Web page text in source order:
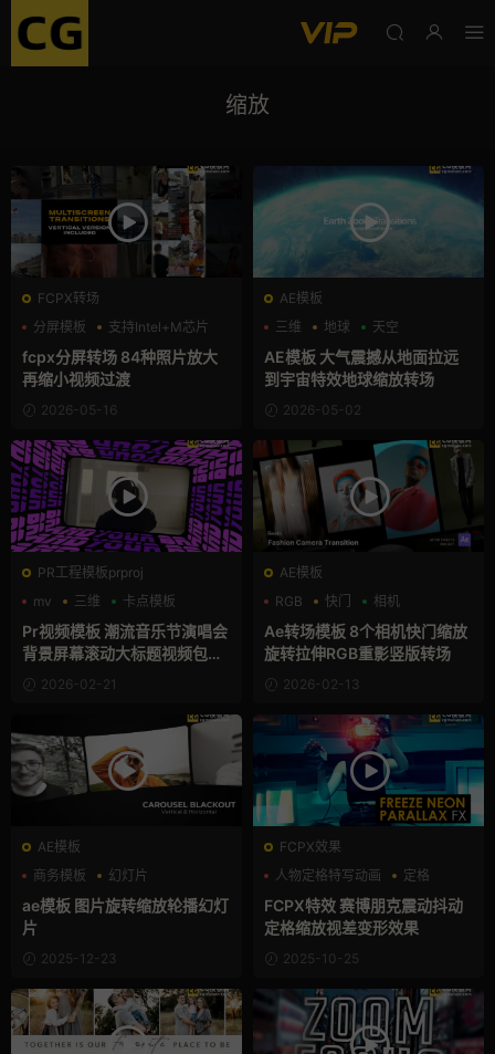
缩放
FCPX转场
分屏模板
支持Intel+M芯片
照片墙
fcpx分屏转场 84种照片放大
再缩小视频过渡
2026-05-16
AE模板
三维
地球 天空
AE模板 大气震撼从地面拉远
到宇宙特效地球缩放转场
2026-05-02
PR工程模板prproj
mv
三维 卡点模板
Pr视频模板 潮流音乐节演唱会
背景屏幕滚动大标题视频包装
框pr模板
2026-02-21
AE模板
RGB
快门 相机
Ae转场模板 8个相机快门缩放
旋转拉伸RGB重影竖版转场
2026-02-13
AE模板
商务模板
幻灯片
旅行模板
ae模板 图片旋转缩放轮播幻灯
片
2025-12-23
FCPX效果
人物定格特写动画
定格
FCPX特效 赛博朋克震动抖动
定格缩放视差变形效果
2025-10-25